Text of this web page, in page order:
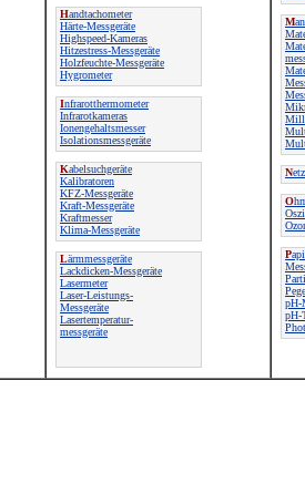
Handtachometer
Härte-Messgeräte
Highspeed-Kameras
Hitzestress-Messgeräte
Holzfeuchte-Messgeräte
Hygrometer
Infrarotthermometer
Infrarotkameras
Ionengehaltsmesser
Isolationsmessgeräte
Kabelsuchgeräte
Kalibratoren
KFZ-Messgeräte
Kraft-Messgeräte
Kraftmesser
Klima-Messgeräte
Lärmmessgeräte
Lackdicken-Messgeräte
Lasermeter
Laser-Leistungs-
Messgeräte
Lasertemperatur-
messgeräte
M
N
O
P
pH-
pH-